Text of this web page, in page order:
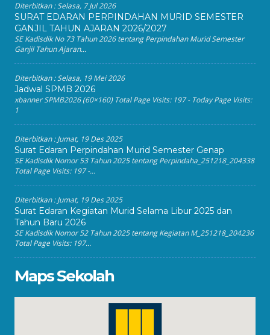
Diterbitkan :Selasa, 7 Jul 2026
SURAT EDARAN PERPINDAHAN MURID SEMESTER
GANJIL TAHUN AJARAN 2026/2027
SE Kadisdik No 73 Tahun 2026 tentang Perpindahan Murid Semester
Ganjil Tahun Ajaran...
Diterbitkan :Selasa, 19 Mei 2026
Jadwal SPMB 2026
xbanner SPMB2026 (60×160) Total Page Visits: 197 - Today Page Visits:
1
Diterbitkan :Jumat, 19 Des 2025
Surat Edaran Perpindahan Murid Semester Genap
SE Kadisdik Nomor 53 Tahun 2025 tentang Perpindaha_251218_204338
Total Page Visits: 197 -...
Diterbitkan :Jumat, 19 Des 2025
Surat Edaran Kegiatan Murid Selama Libur 2025 dan
Tahun Baru 2026
SE Kadisdik Nomor 52 Tahun 2025 tentang Kegiatan M_251218_204236
Total Page Visits: 197...
Maps Sekolah